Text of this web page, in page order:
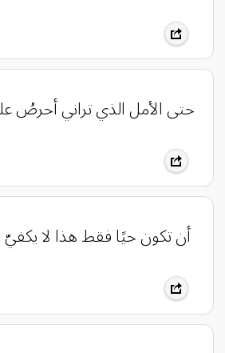
حتى الأمل الذي تراني أحرصُ
أن تكون حيًا فقط هذا لا